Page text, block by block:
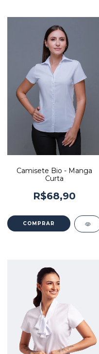
Camisete Bio - Manga
Curta
R$68,90
COMPRAR